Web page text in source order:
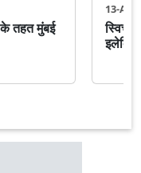
के तहत मुंबई
13-
स्विच